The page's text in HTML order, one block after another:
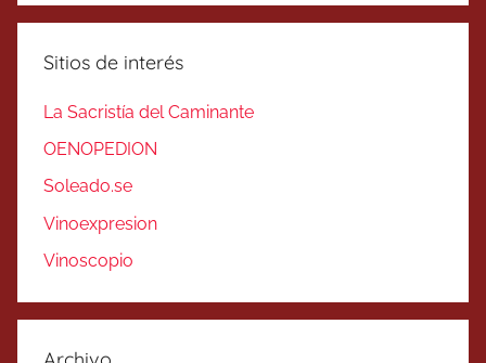
Sitios de interés
La Sacristía del Caminante
OENOPEDION
Soleado.se
Vinoexpresion
Vinoscopio